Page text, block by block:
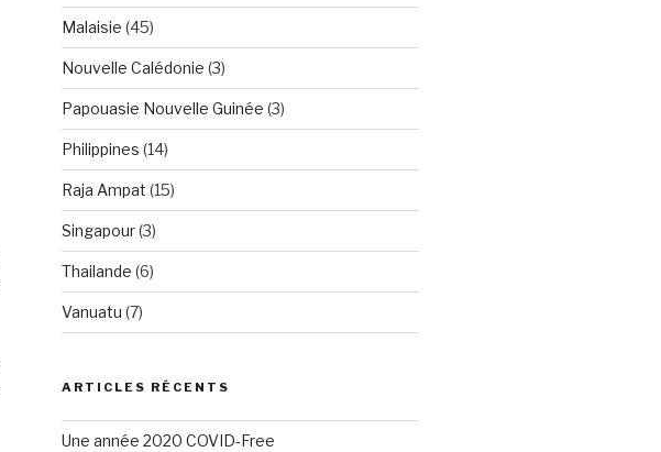
Malaisie (45)
Nouvelle Calédonie (3)
Papouasie Nouvelle Guinée (3)
Philippines (14)
Raja Ampat (15)
Singapour(3)
Thailande (6)
Vanuatu (7)
ARTICLES RÉCENTS
Une année 2020 COVID-Free